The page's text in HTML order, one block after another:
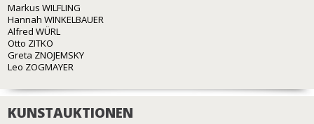
Markus WILFLING
Hannah WINKELBAUER
Alfred WÜRL
Otto ZITKO
Greta ZNOJEMSKY
Leo ZOGMAYER
KUNSTAUKTIONEN